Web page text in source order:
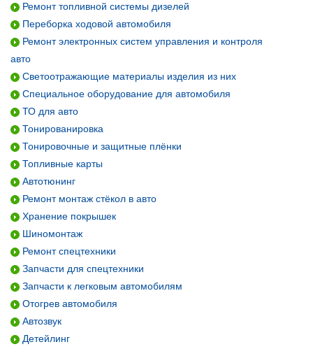
Ремонт топливной системы дизелей
Переборка ходовой автомобиля
Ремонт электронных систем управления и контроля
авто
Светоотражающие материалы изделия из них
Специальное оборудование для автомобиля
ТО для авто
Тонированировка
Тонировочные и защитные плёнки
Топливные карты
Автотюнинг
Ремонт монтаж стёкол в авто
Хранение покрышек
Шиномонтаж
Ремонт спецтехники
Запчасти для спецтехники
Запчасти к легковым автомобилям
Отогрев автомобиля
Автозвук
Детейлинг